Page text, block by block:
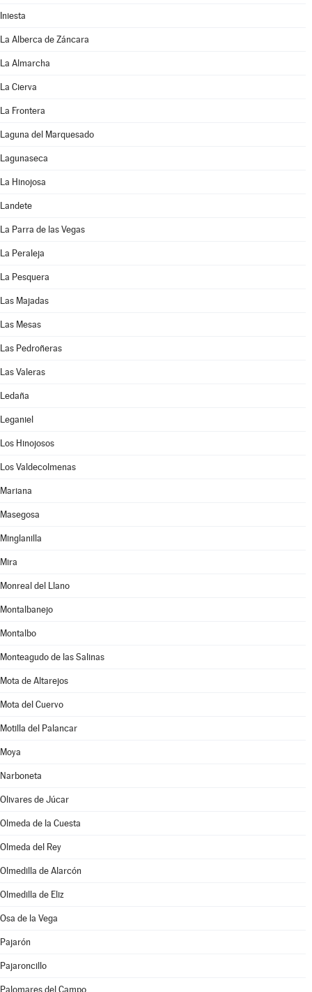
Iniesta
La Alberca de Záncara
La Almarcha
La Cierva
La Frontera
Laguna del Marquesado
Lagunaseca
La Hinojosa
Landete
La Parra de las Vegas
La Peraleja
La Pesquera
Las Majadas
Las Mesas
Las Pedroñeras
Las Valeras
Ledaña
Leganiel
Los Hinojosos
Los Valdecolmenas
Mariana
Masegosa
Minglanilla
Mira
Monreal del Llano
Montalbanejo
Montalbo
Monteagudo de las Salinas
Mota de Altarejos
Mota del Cuervo
Motilla del Palancar
Moya
Narboneta
Olivares de Júcar
Olmeda de la Cuesta
Olmeda del Rey
Olmedilla de Alarcón
Olmedilla de Eliz
Osa de la Vega
Pajarón
Pajaroncillo
Palomares del Campo